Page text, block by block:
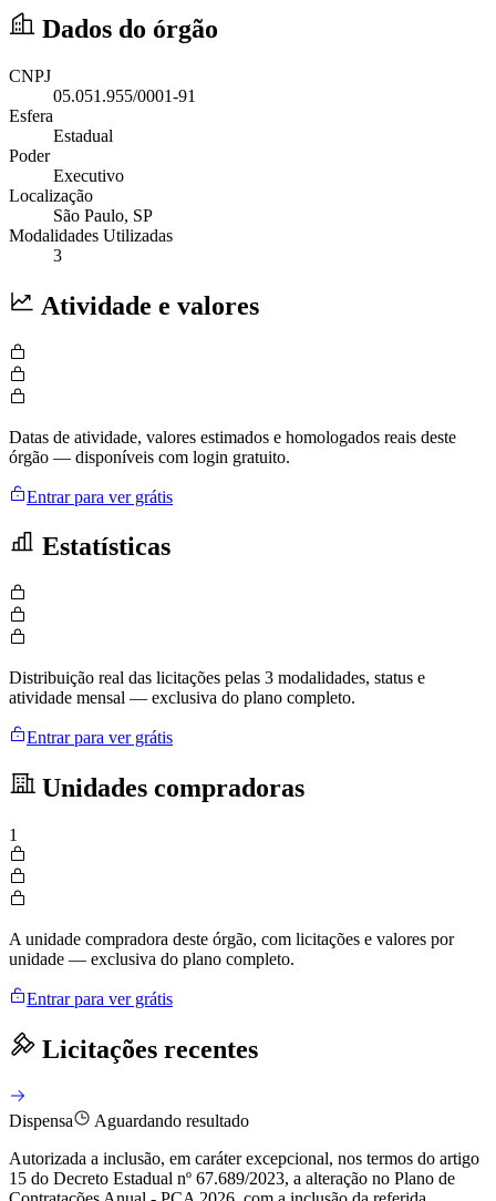
Dados do órgão
CNPJ
05.051.955/0001-91
Esfera
Estadual
Poder
Executivo
Localização
São Paulo, SP
Modalidades Utilizadas
3
Atividade e valores
Datas de atividade, valores estimados e homologados reais deste
órgão — disponíveis com login gratuito.
Entrar para ver grátis
Estatísticas
Distribuição real das licitações pelas 3 modalidades, status e
atividade mensal — exclusiva do plano completo.
Entrar para ver grátis
Unidades compradoras
1
A unidade compradora deste órgão, com licitações e valores por
unidade — exclusiva do plano completo.
Entrar para ver grátis
Licitações recentes
Dispensa
Aguardando resultado
Autorizada a inclusão, em caráter excepcional, nos termos do artigo
15 do Decreto Estadual nº 67.689/2023, a alteração no Plano de